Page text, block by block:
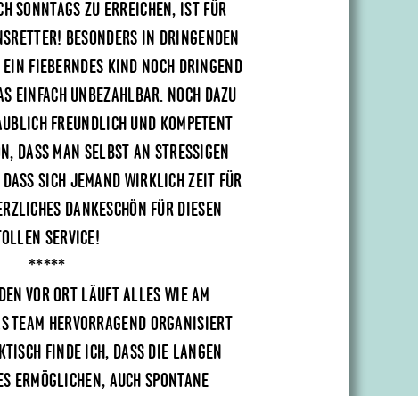
SONNTAGS ZU ERREICHEN, IST FÜR
BESONDERS IN DRINGENDEN
FIEBERNDES KIND NOCH DRINGEND
EINFACH UNBEZAHLBAR. NOCH DAZU
FREUNDLICH UND KOMPETENT
DASS MAN SELBST AN STRESSIGEN
DASS SICH JEMAND WIRKLICH ZEIT FÜR
DANKESCHÖN FÜR DIESEN
SERVICE!
*****
VOR ORT LÄUFT ALLES WIE AM
TEAM HERVORRAGEND ORGANISIERT
FINDE ICH, DASS DIE LANGEN
ERMÖGLICHEN, AUCH SPONTANE